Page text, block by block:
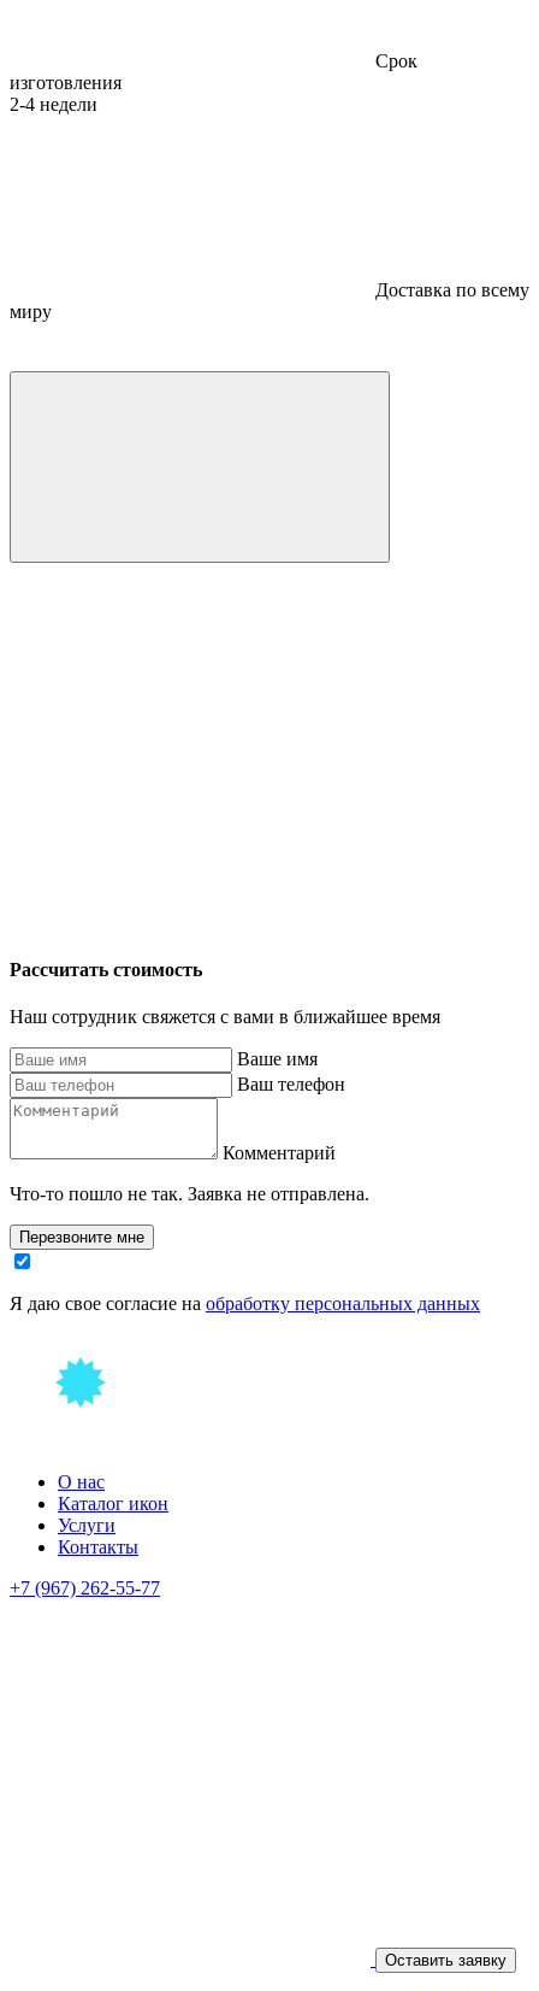
Срок
изготовления
2-4 недели
Доставка по всему
миру
Рассчитать стоимость
Наш сотрудник свяжется с вами в ближайшее время
Ваше имя
Ваш телефон
Комментарий
Что-то пошло не так. Заявка не отправлена.
Перезвоните мне
Я даю свое согласие на обработку персональных данных
О нас
Каталог икон
Услуги
Контакты
+7 (967) 262-55-77
Оставить заявку